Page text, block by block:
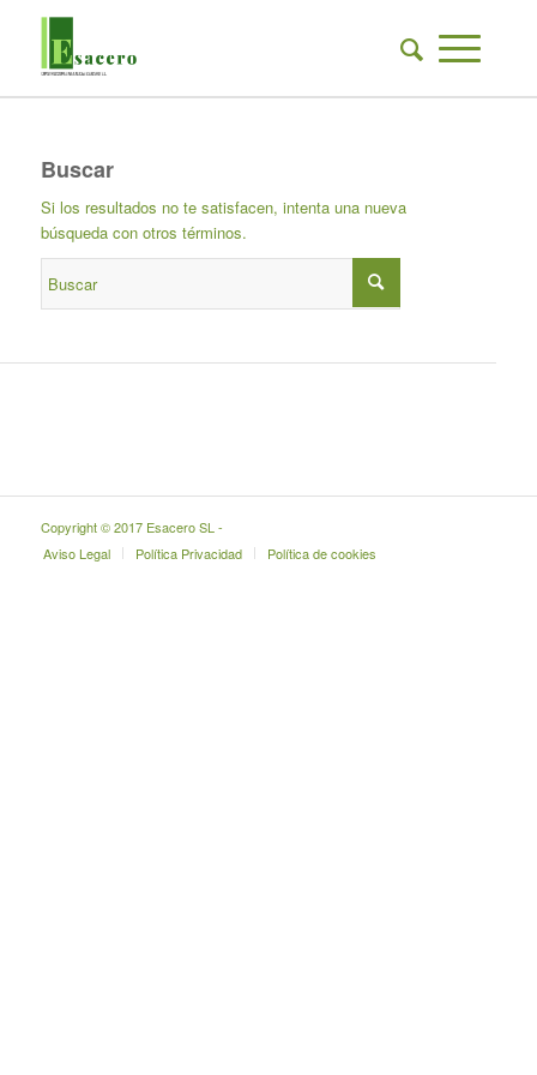
Buscar
Si los resultados no te satisfacen, intenta una nueva
búsqueda con otros términos.
Copyright © 2017 Esacero SL -
Aviso Legal
Política Privacidad Política de cookies